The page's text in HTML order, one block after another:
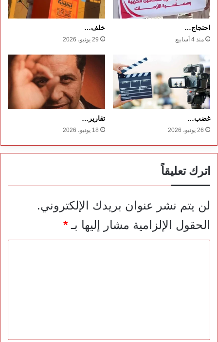
احتجاج…
منذ 4 أسابيع
خلف…
29 يونيو، 2026
غضب…
26 يونيو، 2026
تقارير…
18 يونيو، 2026
اترك تعليقاً
لن يتم نشر عنوان بريدك الإلكتروني.
الحقول الإلزامية مشار إليها بـ*